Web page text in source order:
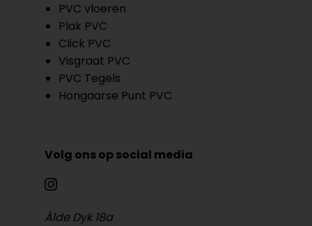
PVC vloeren
Plak PVC
Click PVC
Visgraat PVC
PVC Tegels
Hongaarse Punt PVC
Volg ons op social media
Âlde Dyk 18a